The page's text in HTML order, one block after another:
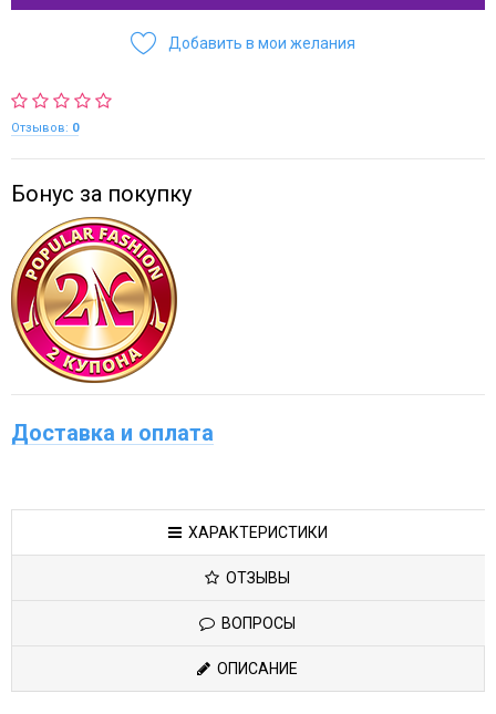
Добавить в мои желания
Отзывов: 0
Бонус за покупку
Доставка и оплата
ХАРАКТЕРИСТИКИ
ОТЗЫВЫ
ВОПРОСЫ
ОПИСАНИЕ